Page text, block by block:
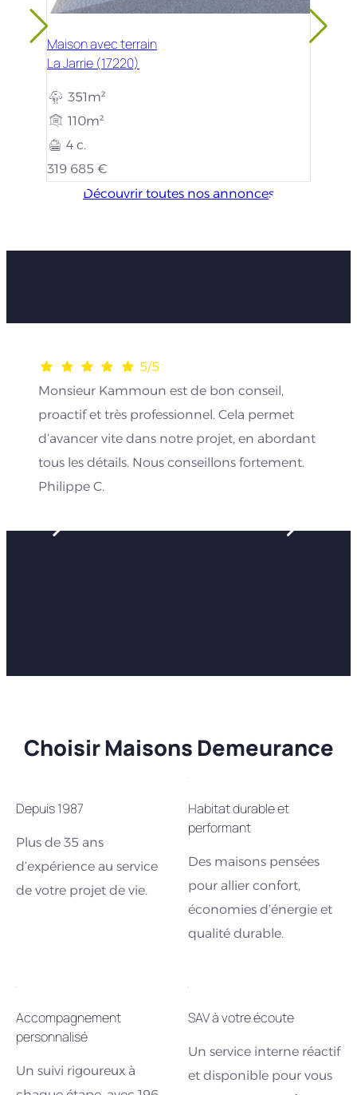
Maison avec terrain
La Jarrie (17220)
351m²
110m²
4 c.
319 685 €
Découvrir toutes nos annonces
5/5
Monsieur Kammoun est de bon conseil,
proactif et très professionnel. Cela permet
d’avancer vite dans notre projet, en abordant
tous les détails. Nous conseillons fortement.
Philippe C.
Choisir Maisons Demeurance
Depuis 1987
Plus de 35 ans
d’expérience au service
de votre projet de vie.
Habitat durable et
performant
Des maisons pensées
pour allier confort,
économies d’énergie et
qualité durable.
Accompagnement
personnalisé
Un suivi rigoureux à
SAV à votre écoute
Un service interne réactif
et disponible pour vous